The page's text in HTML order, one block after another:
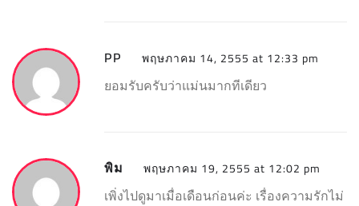
PP พฤษภาคม 14, 2555 at 12:33 pm
ยอมรับครับว่าแม่นมากทีเดียว
พิม พฤษภาคม 19, 2555 at 12:02 pm
เพิ่งไปดูมาเมื่อเดือนก่อนค่ะ เรื่องความรักไม่